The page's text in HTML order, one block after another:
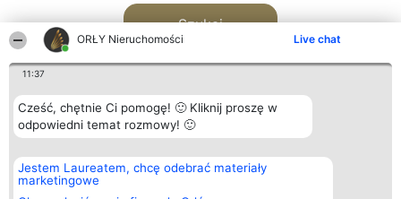
ORŁY Nieruchomości Live chat
11:37
Cześć, chętnie Ci pomogę! 🙂 Kliknij proszę w
odpowiedni temat rozmowy! 🙂
Jestem Laureatem, chcę odebrać materiały
marketingowe
Szukaj
Organizator plebiscytu
Bright Side Solutions sp. z o.
o. sp. k.
ul. Ruska 22
Plebiscyt
Laureaci
wszystkich
Kontakt
Kontakt